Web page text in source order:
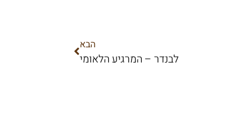
הבא
לבנדר – המרגיע הלאומי